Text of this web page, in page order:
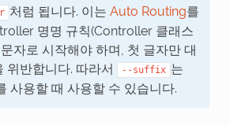
처럼 됩니다. 이는 Auto Routing를
명명 규칙(Controller 클래스
자로 시작해야 하며, 첫 글자만 대
위반합니다. 따라서
--suffix 는
사용할 때 사용할 수 있습니다.